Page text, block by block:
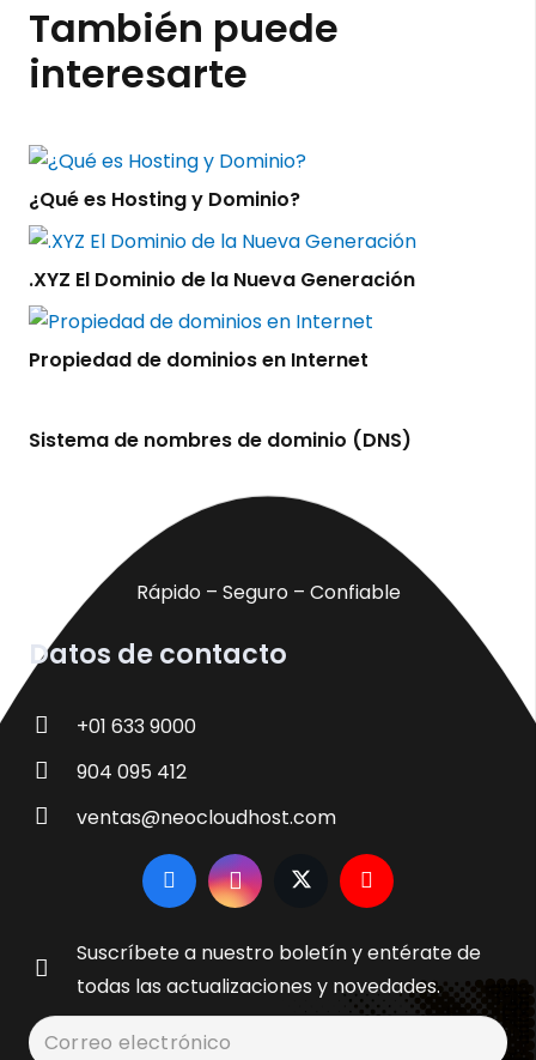
También puede
interesarte
¿Qué es Hosting y Dominio?
.XYZ El Dominio de la Nueva Generación
Propiedad de dominios en Internet
Sistema de nombres de dominio (DNS)
Rápido – Seguro – Confiable
Datos de contacto
+01 633 9000
904 095 412
ventas@neocloudhost.com
Suscríbete a nuestro boletín y entérate de
todas las actualizaciones y novedades.